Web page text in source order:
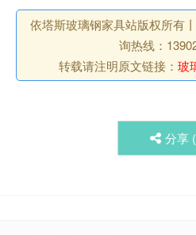
依塔斯玻璃钢家具站版权所有
询热线：
转载请注明原文链接： 玻
分享 (